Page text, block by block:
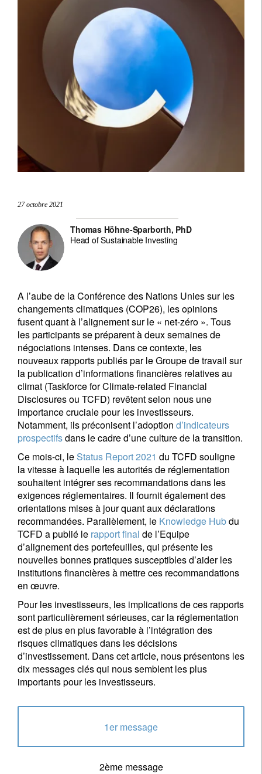
27 octobre 2021
Thomas Höhne-Sparborth, PhD
Head of Sustainable Investing
A l’aube de la Conférence des Nations Unies sur les
changements climatiques (COP26), les opinions
fusent quant à l’alignement sur le « net-zéro ». Tous
les participants se préparent à deux semaines de
négociations intenses. Dans ce contexte, les
nouveaux rapports publiés par le Groupe de travail sur
la publication d’informations financières relatives au
climat (Taskforce for Climate-related Financial
Disclosures ou TCFD) revêtent selon nous une
importance cruciale pour les investisseurs.
Notamment, ils préconisent l’adoption d’indicateurs
prospectifsdans le cadre d’une culture de la transition.
Ce mois-ci, le Status Report 2021 du TCFD souligne
la vitesse à laquelle les autorités de réglementation
souhaitent intégrer ses recommandations dans les
exigences réglementaires. Il fournit également des
orientations mises à jour quant aux déclarations
recommandées. Parallèlement, le Knowledge Hubdu
TCFD a publié le rapport final de l’Equipe
d’alignement des portefeuilles, qui présente les
nouvelles bonnes pratiques susceptibles d’aider les
institutions financières à mettre ces recommandations
en œuvre.
Pour les investisseurs, les implications de ces rapports
sont particulièrement sérieuses, car la réglementation
est de plus en plus favorable à l’intégration des
risques climatiques dans les décisions
d’investissement. Dans cet article, nous présentons les
dix messages clés qui nous semblent les plus
importants pour les investisseurs.
1er message
2ème message